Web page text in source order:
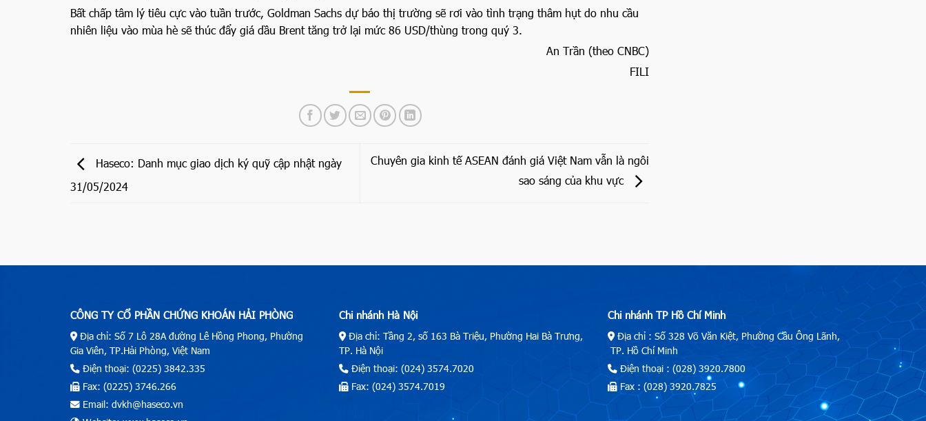
Bất chấp tâm lý tiêu cực vào tuần trước, Goldman Sachs dự báo thị trường sẽ rơi vào tình trạng thâm hụt do nhu cầu
nhiên liệu vào mùa hè sẽ thúc đẩy giá dầu Brent tăng trở lại mức 86 USD/thùng trong quý 3.
An Trần (theo CNBC)
FILI
Haseco: Danh mục giao dịch ký quỹ cập nhật ngày
31/05/2024
Chuyên gia kinh tế ASEAN đánh giá Việt Nam vẫn là ngôi
sao sáng của khu vực
CÔNG TY CỔ PHẦN CHỨNG KHOÁN HẢI PHÒNG
Địa chỉ: Số 7 Lô 28A đường Lê Hồng Phong, Phường
Gia Viên, TP.Hải Phòng, Việt Nam
Điện thoại: (0225) 3842.335
Fax: (0225) 3746.266
Email: dvkh@haseco.vn
Chi nhánh Hà Nội
Địa chỉ: Tầng 2, số 163 Bà Triệu, Phường Hai Bà Trưng,
TP. Hà Nội
Điện thoại: (024) 3574.7020
Fax: (024) 3574.7019
Chi nhánh TP Hồ Chí Minh
Địa chỉ : Số 328 Võ Văn Kiệt, Phường Cầu Ông Lãnh,
TP. Hồ Chí Minh
Điện thoại : (028) 3920.7800
Fax : (028) 3920.7825